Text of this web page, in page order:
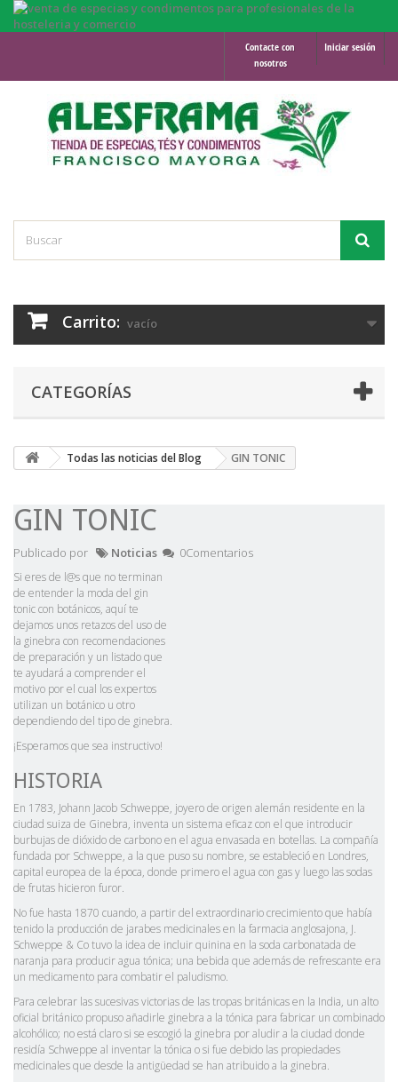
Iniciar sesión
Contacte con
nosotros
Carrito: vacío
CATEGORÍAS
Todas las noticias del Blog GIN TONIC
GIN TONIC
Publicado por Noticias 0Comentarios
Si eres de l@s que no terminan
de entender la moda del gin
tonic con botánicos, aquí te
dejamos unos retazos del uso de
la ginebra con recomendaciones
de preparación y un listado que
te ayudará a comprender el
motivo por el cual los expertos
utilizan un botánico u otro
dependiendo del tipo de ginebra.
¡Esperamos que sea instructivo!
HISTORIA
En 1783, Johann Jacob Schweppe, joyero de origen alemán residente en la
ciudad suiza de Ginebra, inventa un sistema eficaz con el que introducir
burbujas de dióxido de carbono en el agua envasada en botellas. La compañía
fundada por Schweppe, a la que puso su nombre, se estableció en Londres,
capital europea de la época, donde primero el agua con gas y luego las sodas
de frutas hicieron furor.
No fue hasta 1870 cuando, a partir del extraordinario crecimiento que había
tenido la producción de jarabes medicinales en la farmacia anglosajona, J.
Schweppe & Co tuvo la idea de incluir quinina en la soda carbonatada de
naranja para producir agua tónica; una bebida que además de refrescante era
un medicamento para combatir el paludismo.
Para celebrar las sucesivas victorias de las tropas británicas en la India, un alto
oficial británico propuso añadirle ginebra a la tónica para fabricar un combinado
alcohólico; no está claro si se escogió la ginebra por aludir a la ciudad donde
residía Schweppe al inventar la tónica o si fue debido las propiedades
medicinales que desde la antigüedad se han atribuido a la ginebra.